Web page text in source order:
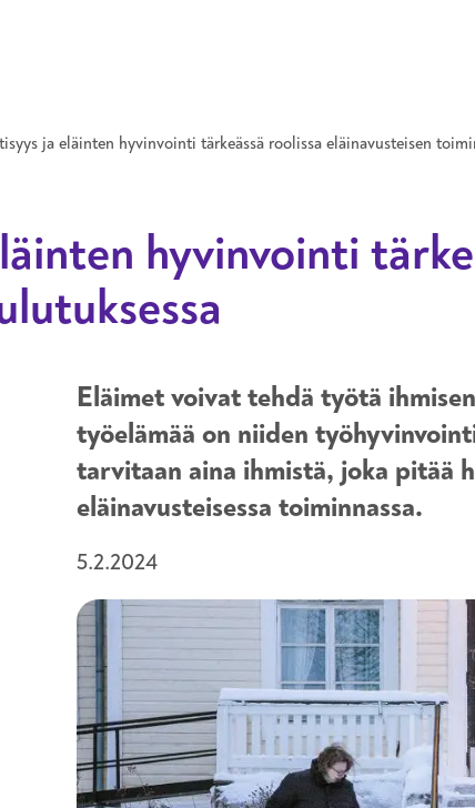
ja eläinten hyvinvointi tärkeässä roolissa eläinavusteisen
hyvinvointi
Eläimet voivat tehdä työtä
työelämää on niiden
tarvitaan aina ihmistä, joka pitää
eläinavusteisessa toiminnassa.
5.2.2024